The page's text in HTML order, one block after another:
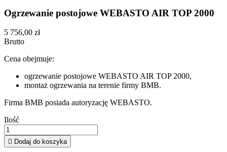
Ogrzewanie postojowe WEBASTO AIR TOP 2000
5 756,00 zł
Brutto
Cena obejmuje:
ogrzewanie postojowe WEBASTO AIR TOP 2000,
montaż ogrzewania na terenie firmy BMB.
Firma BMB posiada autoryzację WEBASTO.
Ilość
 Dodaj do koszyka